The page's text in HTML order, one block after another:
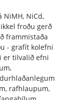
NiMH, NiCd,
froðu gerð
frammistaða
- grafít kolefni
er tilvalið efni
rafhlaupum,